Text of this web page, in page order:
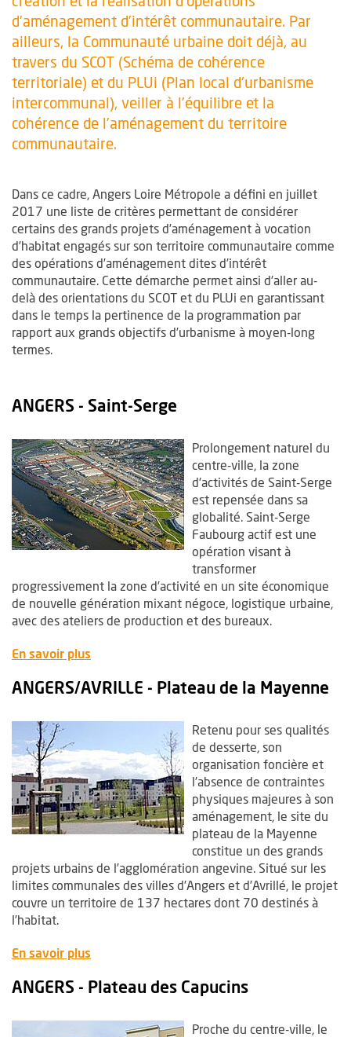
d’aménagement d’intérêt communautaire. Par
ailleurs, la Communauté urbaine doit déjà, au
travers du SCOT (Schéma de cohérence
territoriale) et du PLUi (Plan local d'urbanisme
intercommunal), veiller à l’équilibre et la
cohérence de l’aménagement du territoire
communautaire.
Dans ce cadre, Angers Loire Métropole a défini en juillet
2017 une liste de critères permettant de considérer
certains des grands projets d’aménagement à vocation
d’habitat engagés sur son territoire communautaire comme
des opérations d’aménagement dites d’intérêt
communautaire. Cette démarche permet ainsi d’aller au-
delà des orientations du SCOT et du PLUi en garantissant
dans le temps la pertinence de la programmation par
rapport aux grands objectifs d’urbanisme à moyen-long
termes.
ANGERS - Saint-Serge
Prolongement naturel du
centre-ville, la zone
d'activités de Saint-Serge
est repensée dans sa
globalité. Saint-Serge
Faubourg actif est une
opération visant à
transformer
progressivement la zone d’activité en un site économique
de nouvelle génération mixant négoce, logistique urbaine,
avec des ateliers de production et des bureaux.
En savoir plus
ANGERS/AVRILLE - Plateau de la Mayenne
Retenu pour ses qualités
de desserte, son
organisation foncière et
l’absence de contraintes
physiques majeures à son
aménagement, le site du
plateau de la Mayenne
constitue un des grands
projets urbains de l’agglomération angevine. Situé sur les
limites communales des villes d’Angers et d’Avrillé, le projet
couvre un territoire de 137 hectares dont 70 destinés à
l’habitat.
En savoir plus
ANGERS - Plateau des Capucins
Proche du centre-ville, le